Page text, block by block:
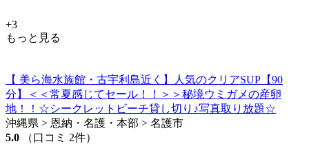
+3
もっと見る
【 美ら海水族館・古宇利島近く】人気のクリアSUP【90
分】＜＜常夏感じてセール！！＞＞秘境ウミガメの産卵
地！！☆シークレットビーチ貸し切り♪写真取り放題☆
沖縄県 > 恩納・名護・本部 > 名護市
5.0
（口コミ 2件）